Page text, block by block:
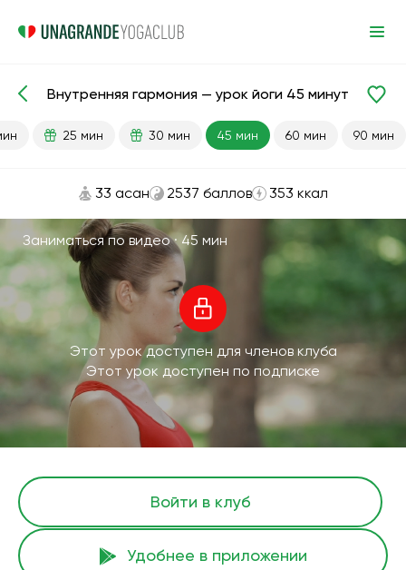
Готовые уроки Антистресс
Внутренняя гармония — урок йоги 45 минут
25 мин 30 мин 45 мин 60 мин 90 мин
33 асан 2537 баллов 353 ккал
Заниматься по видео · 45 мин
Этот урок доступен для членов клуба
Этот урок доступен по подписке
Войти в клуб
Удобнее в приложении